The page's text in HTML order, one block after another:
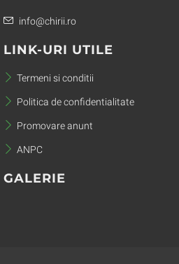
info@chirii.ro
LINK-URI UTILE
Termeni si conditii
Politica de confidentialitate
Promovare anunt
ANPC
GALERIE